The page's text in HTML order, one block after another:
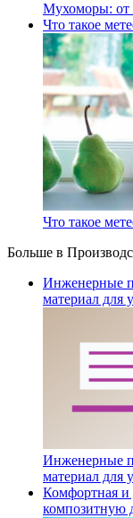
Мухоморы: от
Что такое
Что такое
Больше в
Инженерные
материал для
Инженерные
материал для
Комфортная и
композитную